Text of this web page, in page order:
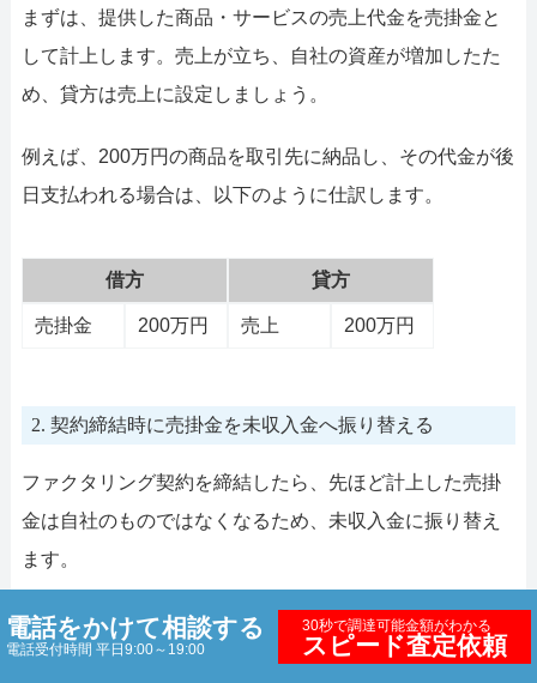
まずは、提供した商品・サービスの売上代金を売掛金と
して計上します。売上が立ち、自社の資産が増加したた
め、貸方は売上に設定しましょう。
例えば、200万円の商品を取引先に納品し、その代金が後
日支払われる場合は、以下のように仕訳します。
借方 貸方
売掛金 200万円 売上 200万円
2. 契約締結時に売掛金を未収入金へ振り替える
ファクタリング契約を締結したら、先ほど計上した売掛
金は自社のものではなくなるため、未収入金に振り替え
ます。
例えば、200万円の売掛金を譲渡した場合、借方は未収入
金、貸方は売掛金と設定し、以下のように会計処理を行
電話をかけて相談する
電話受付時間 平日9:00～19:00
30秒で調達可能金額がわかる
スピード査定依頼